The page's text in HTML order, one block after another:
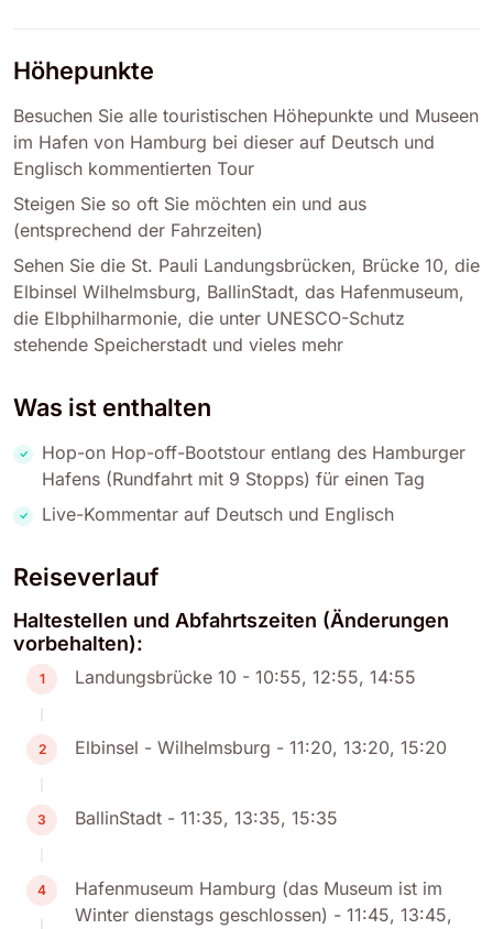
Höhepunkte
Besuchen Sie alle touristischen Höhepunkte und Museen
im Hafen von Hamburg bei dieser auf Deutsch und
Englisch kommentierten Tour
Steigen Sie so oft Sie möchten ein und aus
(entsprechend der Fahrzeiten)
Sehen Sie die St. Pauli Landungsbrücken, Brücke 10, die
Elbinsel Wilhelmsburg, BallinStadt, das Hafenmuseum,
die Elbphilharmonie, die unter UNESCO-Schutz
stehende Speicherstadt und vieles mehr
Was ist enthalten
Hop-on Hop-off-Bootstour entlang des Hamburger
Hafens (Rundfahrt mit 9 Stopps) für einen Tag
Live-Kommentar auf Deutsch und Englisch
Reiseverlauf
Haltestellen und Abfahrtszeiten (Änderungen
vorbehalten):
1 Landungsbrücke 10 - 10:55, 12:55, 14:55
2 Elbinsel - Wilhelmsburg - 11:20, 13:20, 15:20
3 BallinStadt - 11:35, 13:35, 15:35
4
Hafenmuseum Hamburg (das Museum ist im
Winter dienstags geschlossen) - 11:45, 13:45,